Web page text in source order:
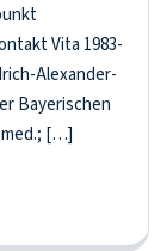
Vita 1983-
Alexander-
Bayerischen
med.; […]